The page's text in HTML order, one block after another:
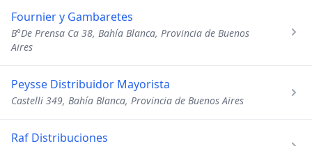
Fournier y Gambaretes
B°De Prensa Ca 38, Bahía Blanca, Provincia de Buenos
Aires
Peysse Distribuidor Mayorista
Castelli 349, Bahía Blanca, Provincia de Buenos Aires
Raf Distribuciones